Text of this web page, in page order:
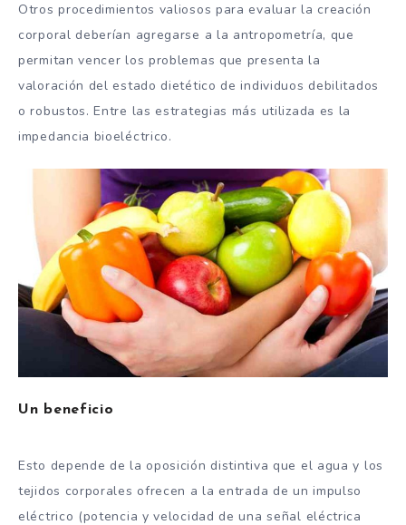
Otros procedimientos valiosos para evaluar la creación
corporal deberían agregarse a la antropometría, que
permitan vencer los problemas que presenta la
valoración del estado dietético de individuos debilitados
o robustos. Entre las estrategias más utilizada es la
impedancia bioeléctrico.
Un beneficio
Esto depende de la oposición distintiva que el agua y los
tejidos corporales ofrecen a la entrada de un impulso
eléctrico (potencia y velocidad de una señal eléctrica